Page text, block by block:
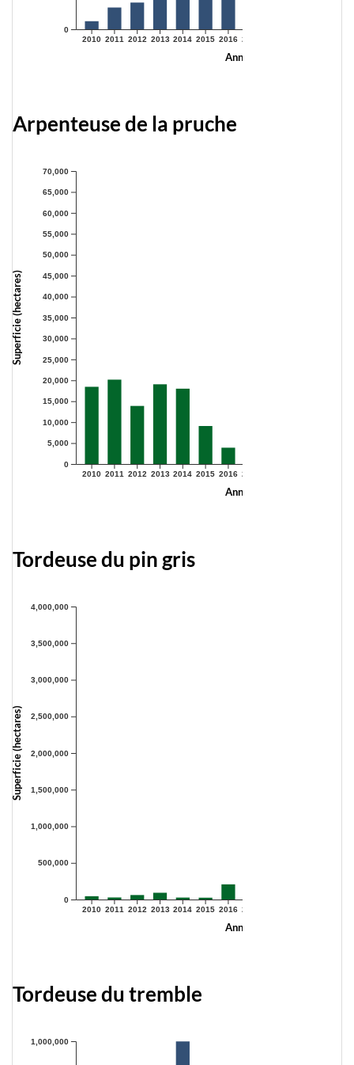
2010 2011 2012 2013 2014 2015 2016 2017
Année
0
Arpenteuse de la pruche
2010 2011 2012 2013 2014 2015 2016 2017
Année
0
5,000
10,000
15,000
20,000
25,000
30,000
35,000
40,000
45,000
50,000
55,000
60,000
65,000
70,000
Superficie (hectares)
Tordeuse du pin gris
2010 2011 2012 2013 2014 2015 2016 2017
Année
0
500,000
1,000,000
1,500,000
2,000,000
2,500,000
3,000,000
3,500,000
4,000,000
Superficie (hectares)
Tordeuse du tremble
1,000,000